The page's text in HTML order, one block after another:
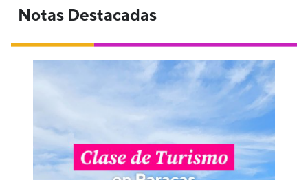
Notas Destacadas